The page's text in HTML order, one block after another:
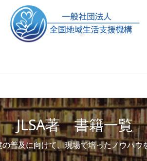
JLSA著 書籍一覧
普及に向けて、現場で培ったノウハウ